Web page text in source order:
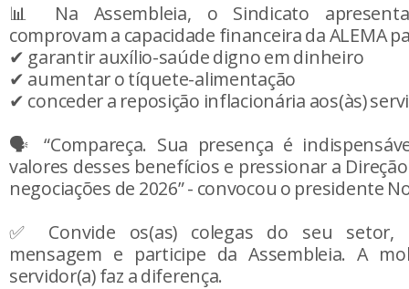
📊 Na Assembleia, o Sindicato
comprovam a capacidade financeira da ALEMA
✔ garantir auxílio-saúde digno em dinheiro
✔ aumentar o tíquete-alimentação
✔ conceder a reposição inflacionária aos(às)
🗣️ “Compareça. Sua presença é
valores desses benefícios e pressionar a
negociações de 2026” - convocou o presidente
✅ Convide os(as) colegas do seu setor,
mensagem e participe da Assembleia. A
servidor(a) faz a diferença.